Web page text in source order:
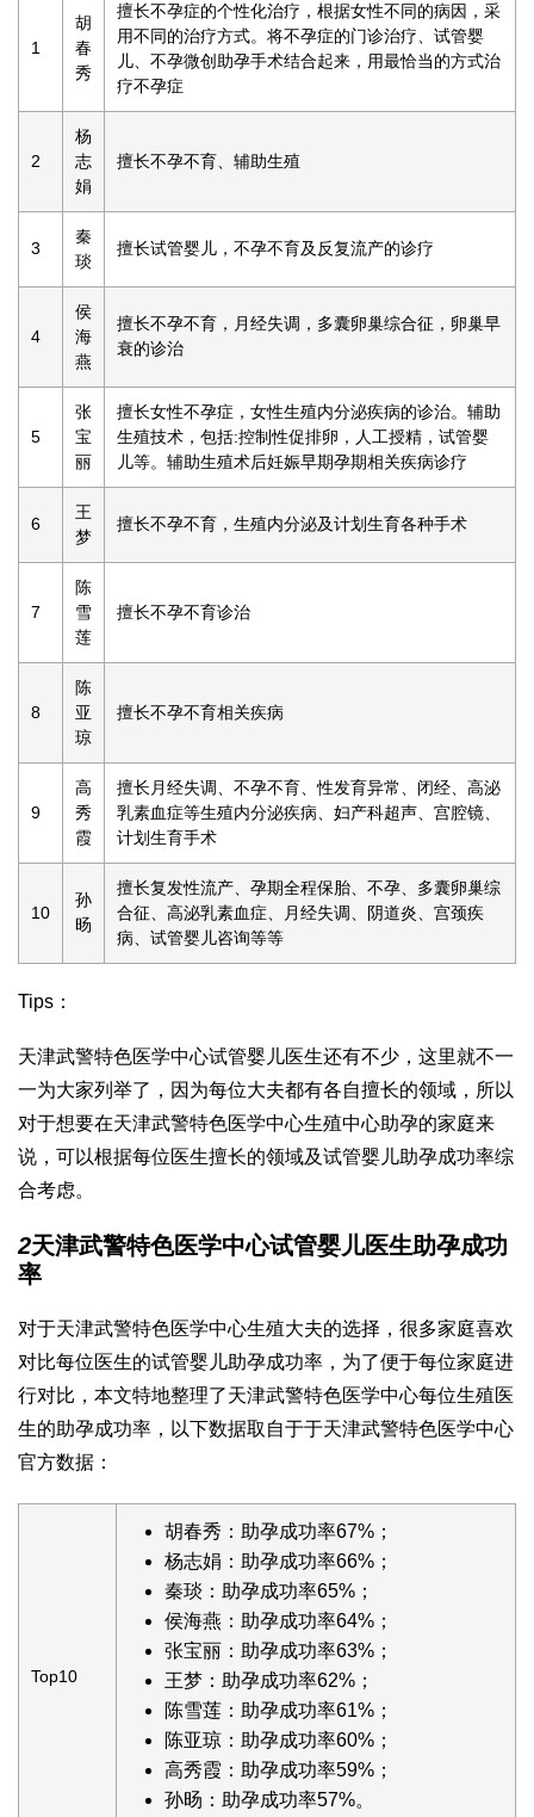
1
胡
春
秀
擅长不孕症的个性化治疗，根据女性不同的病因，采
用不同的治疗方式。将不孕症的门诊治疗、试管婴
儿、不孕微创助孕手术结合起来，用最恰当的方式治
疗不孕症
2
杨
志
娟
擅长不孕不育、辅助生殖
3
秦
琰
擅长试管婴儿，不孕不育及反复流产的诊疗
4
侯
海
燕
擅长不孕不育，月经失调，多囊卵巢综合征，卵巢早
衰的诊治
5
张
宝
丽
擅长女性不孕症，女性生殖内分泌疾病的诊治。辅助
生殖技术，包括:控制性促排卵，人工授精，试管婴
儿等。辅助生殖术后妊娠早期孕期相关疾病诊疗
6
王
梦
擅长不孕不育，生殖内分泌及计划生育各种手术
7
陈
雪
莲
擅长不孕不育诊治
8
陈
亚
琼
擅长不孕不育相关疾病
9
高
秀
霞
擅长月经失调、不孕不育、性发育异常、闭经、高泌
乳素血症等生殖内分泌疾病、妇产科超声、宫腔镜、
计划生育手术
10
孙
旸
擅长复发性流产、孕期全程保胎、不孕、多囊卵巢综
合征、高泌乳素血症、月经失调、阴道炎、宫颈疾
病、试管婴儿咨询等等
Tips：
天津武警特色医学中心试管婴儿医生还有不少，这里就不一
一为大家列举了，因为每位大夫都有各自擅长的领域，所以
对于想要在天津武警特色医学中心生殖中心助孕的家庭来
说，可以根据每位医生擅长的领域及试管婴儿助孕成功率综
合考虑。
2天津武警特色医学中心试管婴儿医生助孕成功
率
对于天津武警特色医学中心生殖大夫的选择，很多家庭喜欢
对比每位医生的试管婴儿助孕成功率，为了便于每位家庭进
行对比，本文特地整理了天津武警特色医学中心每位生殖医
生的助孕成功率，以下数据取自于于天津武警特色医学中心
官方数据：
Top10
胡春秀：助孕成功率67%；
杨志娟：助孕成功率66%；
秦琰：助孕成功率65%；
侯海燕：助孕成功率64%；
张宝丽：助孕成功率63%；
王梦：助孕成功率62%；
陈雪莲：助孕成功率61%；
陈亚琼：助孕成功率60%；
高秀霞：助孕成功率59%；
孙旸：助孕成功率57%。